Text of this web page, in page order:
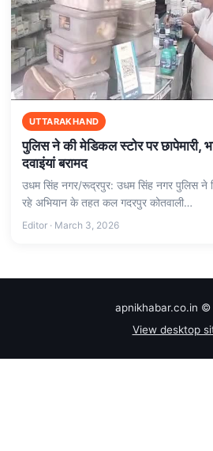
UTTARAKHAND
पुलिस ने की मेडिकल स्टोर पर छापेमारी,
दवाइंयां बरामद
उधम सिंह नगर/रूद्रपुर: उधम सिंह नगर पुलिस ने
रहे अभियान के तहत कल गदरपुर कोतवाली…
Editor · March 3, 2026
apnikhabar.co.in ©
View desktop